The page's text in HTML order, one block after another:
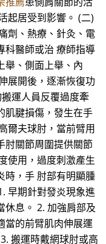
起居受到影響。 (二)
劑、熱療、針灸、電
科醫師或治 療師指導
舉、側面上舉、內
展開後，逐漸恢復功
運人員反覆過度牽
肌腱損傷，發生在手
爾夫球肘，當前臂用
肘關節周圍提供關節
使用，過度刺激產生
時，手 肘部有明顯腫
早期針對發炎現象進
休息。 2. 加強肩部及
當的前臂肌肉伸展運
搬運時戴網球肘或高